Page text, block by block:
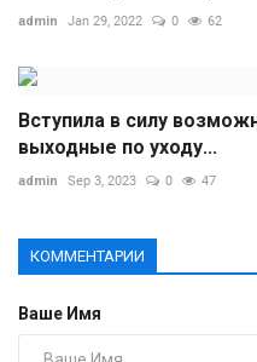
admin Jan 29, 2022 0 62
Вступила в силу
выходные по уходу...
admin Sep 3, 2023 0 47
КОММЕНТАРИИ
Ваше Имя